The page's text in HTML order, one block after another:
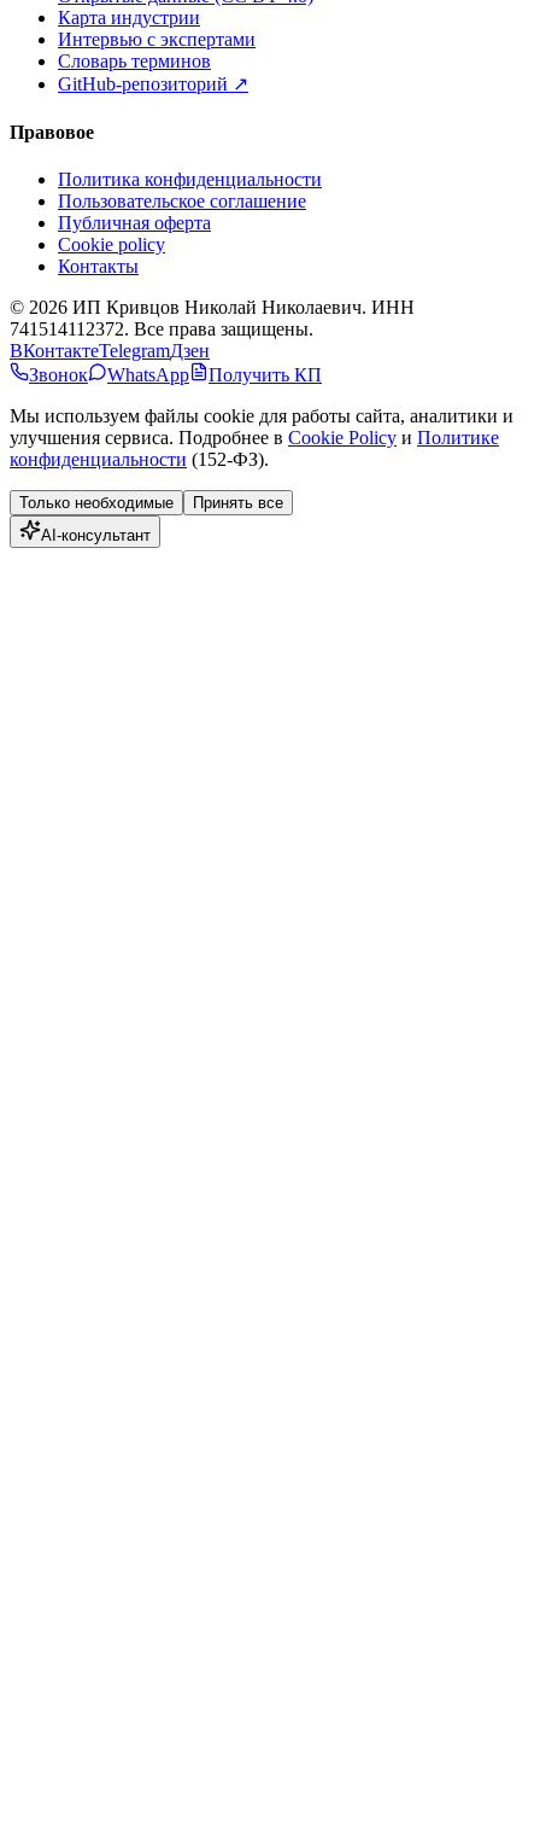
Карта индустрии
Интервью с экспертами
Словарь терминов
GitHub-репозиторий ↗
Правовое
Политика конфиденциальности
Пользовательское соглашение
Публичная оферта
Cookie policy
Контакты
© 2026 ИП Кривцов Николай Николаевич. ИНН
741514112372. Все права защищены.
ВКонтактеTelegramДзен
Звонок
WhatsApp
Получить КП
Мы используем файлы cookie для работы сайта, аналитики и
улучшения сервиса. Подробнее в Cookie Policy и Политике
конфиденциальности (152-ФЗ).
Только необходимые
Принять все
AI-консультант